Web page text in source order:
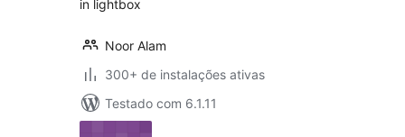
in lightbox
Noor Alam
300+ de instalações ativas
Testado com 6.1.11